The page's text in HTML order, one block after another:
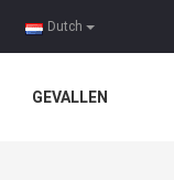
Dutch
GEVALLEN